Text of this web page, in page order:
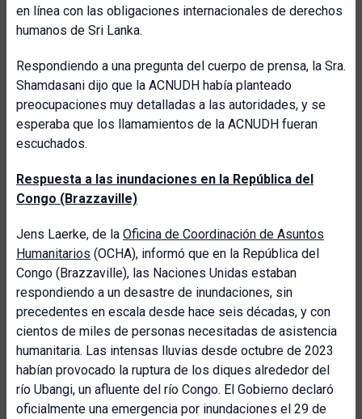
en línea con las obligaciones internacionales de derechos
humanos de Sri Lanka.
Respondiendo a una pregunta del cuerpo de prensa, la Sra.
Shamdasani dijo que la ACNUDH había planteado
preocupaciones muy detalladas a las autoridades, y se
esperaba que los llamamientos de la ACNUDH fueran
escuchados.
Respuesta a las inundaciones en la República del
Congo (Brazzaville)
Jens Laerke, de la Oficina de Coordinación de Asuntos
Humanitarios (OCHA), informó que en la República del
Congo (Brazzaville), las Naciones Unidas estaban
respondiendo a un desastre de inundaciones, sin
precedentes en escala desde hace seis décadas, y con
cientos de miles de personas necesitadas de asistencia
humanitaria. Las intensas lluvias desde octubre de 2023
habían provocado la ruptura de los diques alrededor del
río Ubangi, un afluente del río Congo. El Gobierno declaró
oficialmente una emergencia por inundaciones el 29 de